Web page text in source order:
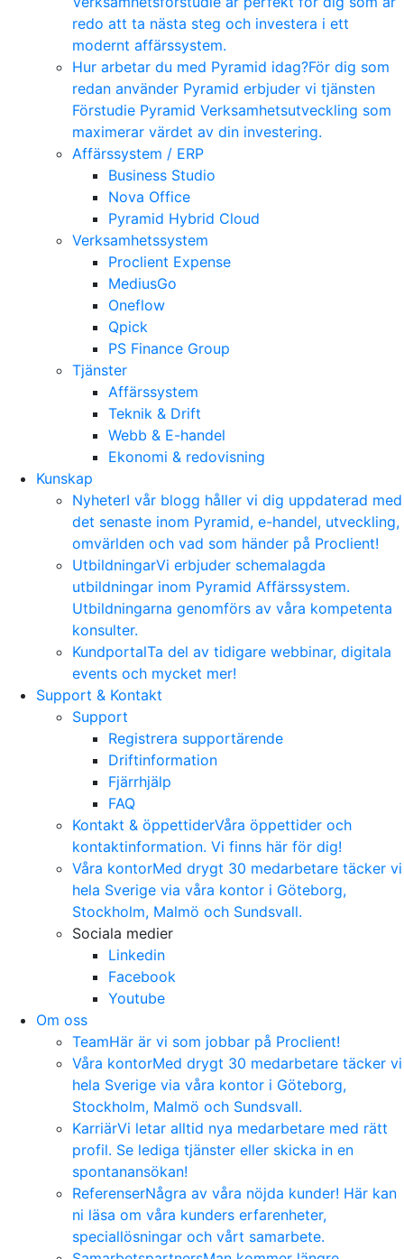
redo att ta nästa steg och investera i ett
modernt affärssystem.
Hur arbetar du med Pyramid idag?För dig som
redan använder Pyramid erbjuder vi tjänsten
Förstudie Pyramid Verksamhetsutveckling som
maximerar värdet av din investering.
Affärssystem / ERP
Business Studio
Nova Office
Pyramid Hybrid Cloud
Verksamhetssystem
Proclient Expense
MediusGo
Oneflow
Qpick
PS Finance Group
Tjänster
Affärssystem
Teknik & Drift
Webb & E-handel
Ekonomi & redovisning
Kunskap
NyheterI vår blogg håller vi dig uppdaterad med
det senaste inom Pyramid, e-handel, utveckling,
omvärlden och vad som händer på Proclient!
UtbildningarVi erbjuder schemalagda
utbildningar inom Pyramid Affärssystem.
Utbildningarna genomförs av våra kompetenta
konsulter.
KundportalTa del av tidigare webbinar, digitala
events och mycket mer!
Support & Kontakt
Support
Registrera supportärende
Driftinformation
Fjärrhjälp
FAQ
Kontakt & öppettiderVåra öppettider och
kontaktinformation. Vi finns här för dig!
Våra kontorMed drygt 30 medarbetare täcker vi
hela Sverige via våra kontor i Göteborg,
Stockholm, Malmö och Sundsvall.
Sociala medier
Linkedin
Facebook
Youtube
Om oss
TeamHär är vi som jobbar på Proclient!
Våra kontorMed drygt 30 medarbetare täcker vi
hela Sverige via våra kontor i Göteborg,
Stockholm, Malmö och Sundsvall.
KarriärVi letar alltid nya medarbetare med rätt
profil. Se lediga tjänster eller skicka in en
spontanansökan!
ReferenserNågra av våra nöjda kunder! Här kan
ni läsa om våra kunders erfarenheter,
speciallösningar och vårt samarbete.